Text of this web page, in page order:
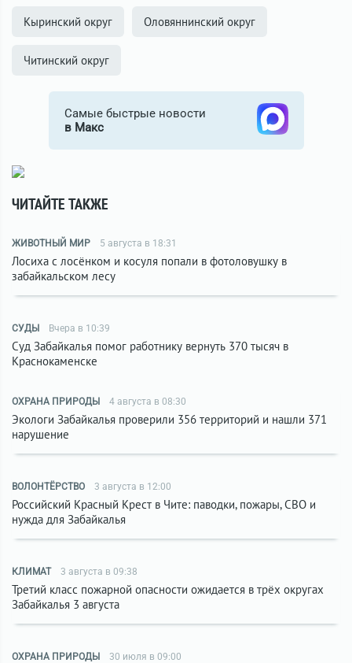
Кыринский округ Оловяннинский округ
Читинский округ
Самые быстрые новости
в Макс
ЧИТАЙТЕ ТАКЖЕ
ЖИВОТНЫЙ МИР 5 августа в 18:31
Лосиха с лосёнком и косуля попали в фотоловушку в
забайкальском лесу
СУДЫ Вчера в 10:39
Суд Забайкалья помог работнику вернуть 370 тысяч в
Краснокаменске
ОХРАНА ПРИРОДЫ 4 августа в 08:30
Экологи Забайкалья проверили 356 территорий и нашли 371
нарушение
ВОЛОНТЁРСТВО 3 августа в 12:00
Российский Красный Крест в Чите: паводки, пожары, СВО и
нужда для Забайкалья
КЛИМАТ 3 августа в 09:38
Третий класс пожарной опасности ожидается в трёх округах
Забайкалья 3 августа
ОХРАНА ПРИРОДЫ 30 июля в 09:00